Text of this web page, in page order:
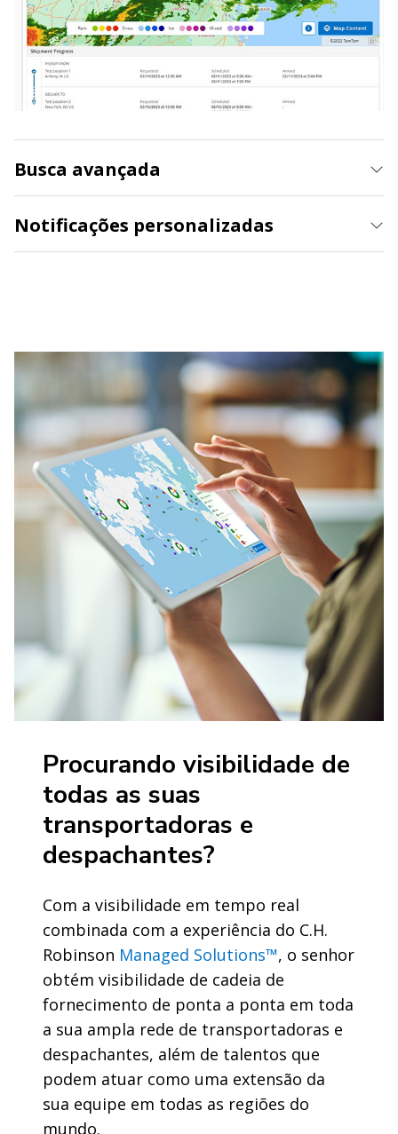
Busca avançada
Notificações personalizadas
Procurando visibilidade de
todas as suas
transportadoras e
despachantes?
Com a visibilidade em tempo real
combinada com a experiência do C.H.
Robinson Managed Solutions™, o senhor
obtém visibilidade de cadeia de
fornecimento de ponta a ponta em toda
a sua ampla rede de transportadoras e
despachantes, além de talentos que
podem atuar como uma extensão da
sua equipe em todas as regiões do
mundo.